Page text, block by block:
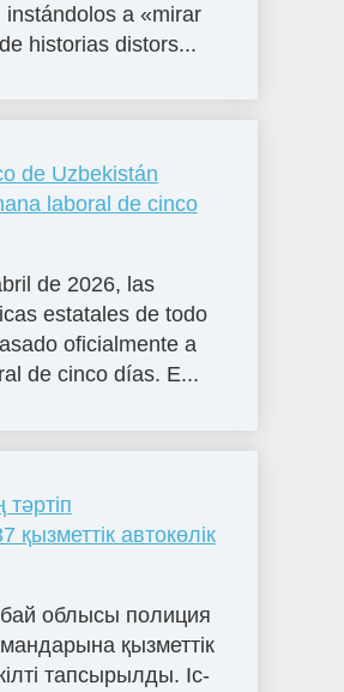
a «mirar
historias distors...
de Uzbekistán
laboral de cinco
de 2026, las
estatales de todo
oficialmente a
de cinco días. E...
автокөлік
облысы полиция
қызметтік
тапсырылды. Іс-